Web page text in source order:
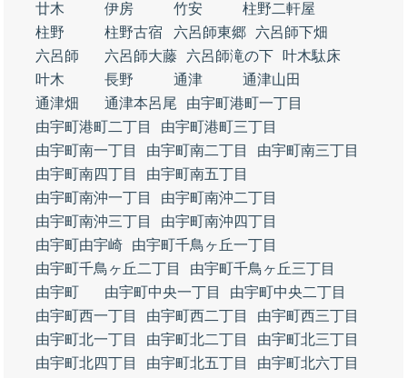
廿木
伊房 竹安
柱野二軒屋
柱野
柱野古宿 六呂師東郷
六呂師下畑
六呂師
六呂師大藤 六呂師滝の下
叶木駄床
叶木
長野 通津
通津山田
通津畑
通津本呂尾
由宇町港町一丁目
由宇町港町二丁目
由宇町港町三丁目
由宇町南一丁目
由宇町南二丁目
由宇町南三丁目
由宇町南四丁目
由宇町南五丁目
由宇町南沖一丁目
由宇町南沖二丁目
由宇町南沖三丁目
由宇町南沖四丁目
由宇町由宇崎
由宇町千鳥ヶ丘一丁目
由宇町千鳥ヶ丘二丁目
由宇町千鳥ヶ丘三丁目
由宇町
由宇町中央一丁目
由宇町中央二丁目
由宇町西一丁目
由宇町西二丁目
由宇町西三丁目
由宇町北一丁目
由宇町北二丁目
由宇町北三丁目
由宇町北四丁目
由宇町北五丁目
由宇町北六丁目